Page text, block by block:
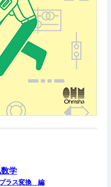
学
プラス変換 編